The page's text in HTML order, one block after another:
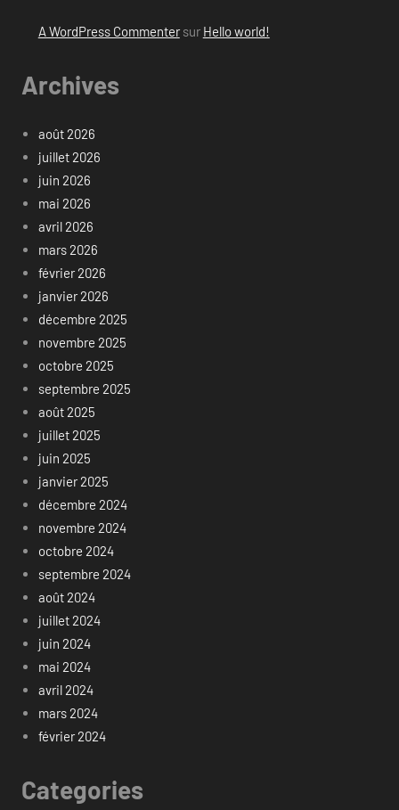
A WordPress Commentersur Hello world!
Archives
août 2026
juillet 2026
juin 2026
mai 2026
avril 2026
mars 2026
février 2026
janvier 2026
décembre 2025
novembre 2025
octobre 2025
septembre 2025
août 2025
juillet 2025
juin 2025
janvier 2025
décembre 2024
novembre 2024
octobre 2024
septembre 2024
août 2024
juillet 2024
juin 2024
mai 2024
avril 2024
mars 2024
février 2024
Categories